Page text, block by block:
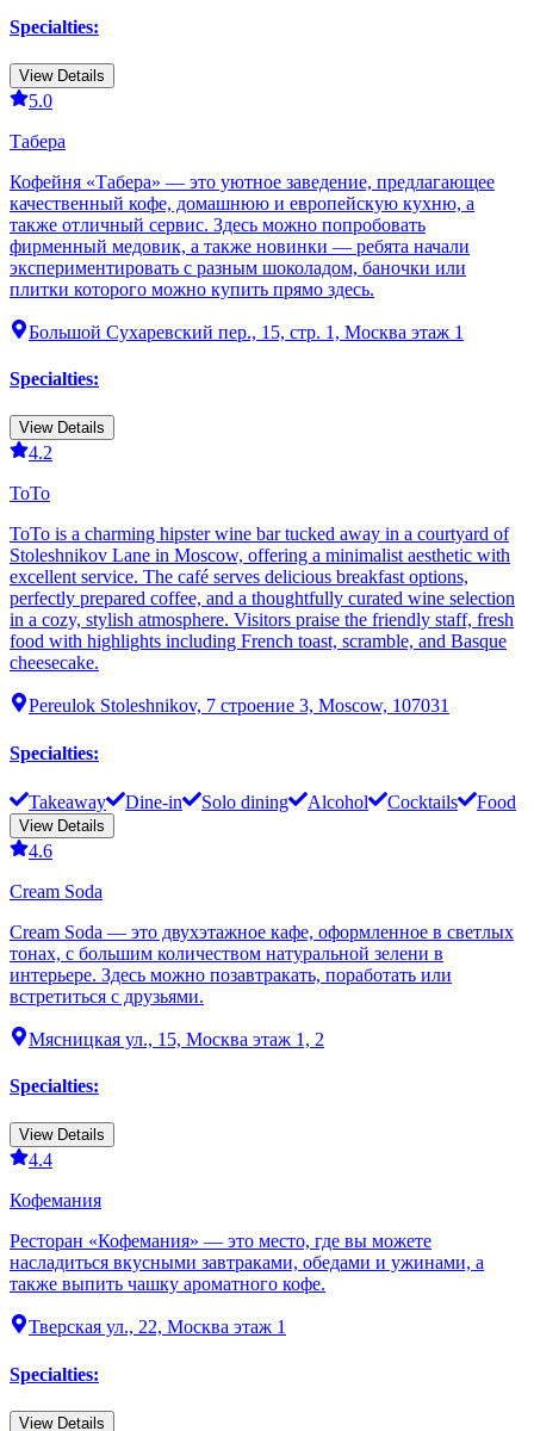
Specialties:
View Details
5.0
Табера
Кофейня «Табера» — это уютное заведение, предлагающее
качественный кофе, домашнюю и европейскую кухню, а
также отличный сервис. Здесь можно попробовать
фирменный медовик, а также новинки — ребята начали
экспериментировать с разным шоколадом, баночки или
плитки которого можно купить прямо здесь.
Большой Сухаревский пер., 15, стр. 1, Москва этаж 1
Specialties:
View Details
4.2
ТоТо
ТоТо is a charming hipster wine bar tucked away in a courtyard of
Stoleshnikov Lane in Moscow, offering a minimalist aesthetic with
excellent service. The café serves delicious breakfast options,
perfectly prepared coffee, and a thoughtfully curated wine selection
in a cozy, stylish atmosphere. Visitors praise the friendly staff, fresh
food with highlights including French toast, scramble, and Basque
cheesecake.
Pereulok Stoleshnikov, 7 строение 3, Moscow, 107031
Specialties:
Takeaway Dine-in Solo dining Alcohol Cocktails Food
View Details
4.6
Cream Soda
Cream Soda — это двухэтажное кафе, оформленное в светлых
тонах, с большим количеством натуральной зелени в
интерьере. Здесь можно позавтракать, поработать или
встретиться с друзьями.
Мясницкая ул., 15, Москва этаж 1, 2
Specialties:
View Details
4.4
Кофемания
Ресторан «Кофемания» — это место, где вы можете
насладиться вкусными завтраками, обедами и ужинами, а
также выпить чашку ароматного кофе.
Тверская ул., 22, Москва этаж 1
Specialties:
View Details